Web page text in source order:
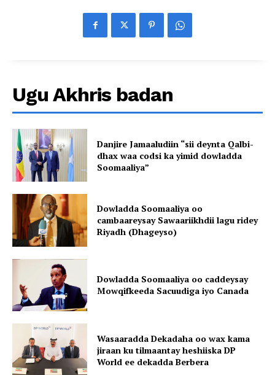
Ugu Akhris badan
Danjire Jamaaludiin “sii deynta Qalbi-
dhax waa codsi ka yimid dowladda
Soomaaliya”
Dowladda Soomaaliya oo
cambaareysay Sawaariikhdii lagu ridey
Riyadh (Dhageyso)
Dowladda Soomaaliya oo caddeysay
Mowqifkeeda Sacuudiga iyo Canada
Wasaaradda Dekadaha oo wax kama
jiraan ku tilmaantay heshiiska DP
World ee dekadda Berbera